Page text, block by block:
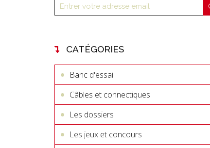
CATÉGORIES
Banc d'essai
Câbles et connectiques
Les dossiers
Les jeux et concours